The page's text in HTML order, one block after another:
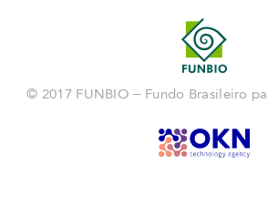
© 2017 FUNBIO – Fundo Brasileiro